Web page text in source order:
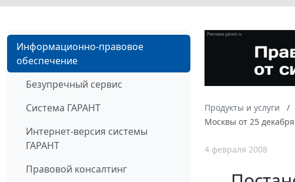
Информационно-правовое
обеспечение
Безупречный сервис
Система ГАРАНТ
Интернет-версия системы
ГАРАНТ
Правовой консалтинг
Продукты и услуги
Москвы от 25
4 февраля 2008